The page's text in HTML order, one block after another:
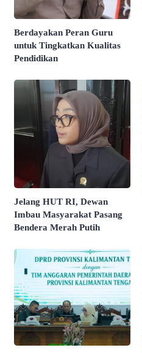
Berdayakan Peran Guru
untuk Tingkatkan Kualitas
Pendidikan
Jelang HUT RI, Dewan
Imbau Masyarakat Pasang
Bendera Merah Putih